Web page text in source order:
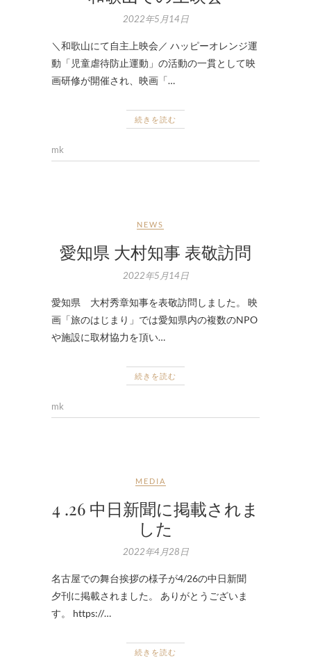
2022年5月14日
＼和歌山にて自主上映会／ ハッピーオレンジ運
動「児童虐待防止運動」の活動の一貫として映
画研修が開催され、映画「…
続きを読む
mk
NEWS
愛知県 大村知事 表敬訪問
2022年5月14日
愛知県 大村秀章知事を表敬訪問しました。 映
画「旅のはじまり」では愛知県内の複数のNPO
や施設に取材協力を頂い…
続きを読む
mk
MEDIA
4 .26 中日新聞に掲載されま
した
2022年4月28日
名古屋での舞台挨拶の様子が4/26の中日新聞
夕刊に掲載されました。 ありがとうございま
す。 https://…
続きを読む